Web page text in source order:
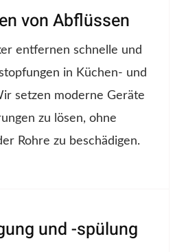
von Abflüssen
entfernen schnelle und
in Küchen- und
setzen moderne Geräte
zu lösen, ohne
Rohre zu beschädigen.
und -spülung